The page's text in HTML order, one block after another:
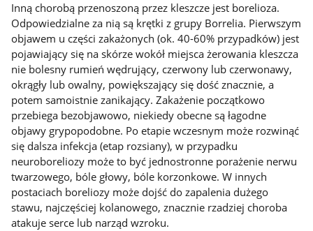
Inną chorobą przenoszoną przez kleszcze jest borelioza.
Odpowiedzialne za nią są krętki z grupy Borrelia. Pierwszym
objawem u części zakażonych (ok. 40-60% przypadków) jest
pojawiający się na skórze wokół miejsca żerowania kleszcza
nie bolesny rumień wędrujący, czerwony lub czerwonawy,
okrągły lub owalny, powiększający się dość znacznie, a
potem samoistnie zanikający. Zakażenie początkowo
przebiega bezobjawowo, niekiedy obecne są łagodne
objawy grypopodobne. Po etapie wczesnym może rozwinąć
się dalsza infekcja (etap rozsiany), w przypadku
neuroboreliozy może to być jednostronne porażenie nerwu
twarzowego, bóle głowy, bóle korzonkowe. W innych
postaciach boreliozy może dojść do zapalenia dużego
stawu, najczęściej kolanowego, znacznie rzadziej choroba
atakuje serce lub narząd wzroku.